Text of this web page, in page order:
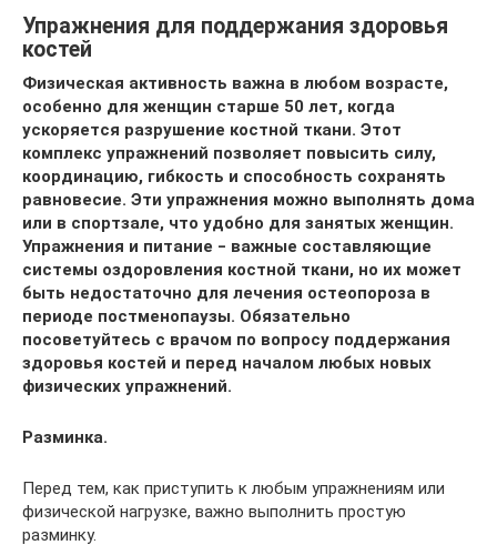
Упражнения для поддержания здоровья
костей
Физическая активность важна в любом возрасте,
особенно для женщин старше 50 лет, когда
ускоряется разрушение костной ткани. Этот
комплекс упражнений позволяет повысить силу,
координацию, гибкость и способность сохранять
равновесие. Эти упражнения можно выполнять дома
или в спортзале, что удобно для занятых женщин.
Упражнения и питание ‒ важные составляющие
системы оздоровления костной ткани, но их может
быть недостаточно для лечения остеопороза в
периоде постменопаузы. Обязательно
посоветуйтесь с врачом по вопросу поддержания
здоровья костей и перед началом любых новых
физических упражнений.
Разминка.
Перед тем, как приступить к любым упражнениям или
физической нагрузке, важно выполнить простую
разминку.